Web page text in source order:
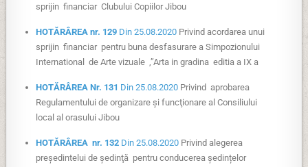
sprijin financiar Clubului Copiilor Jibou
HOTĂRÂREA nr. 129 Din 25.08.2020 Privind acordarea unui
sprijin financiar pentru buna desfasurare a Simpozionului
International de Arte vizuale ‚’’Arta in gradina editia a IX a
HOTĂRÂREA Nr. 131 Din 25.08.2020 Privind aprobarea
Regulamentului de organizare şi funcţionare al Consiliului
local al orasului Jibou
HOTĂRÂREA nr. 132 Din 25.08.2020 Privind alegerea
preşedintelui de şedinţă pentru conducerea ședințelor